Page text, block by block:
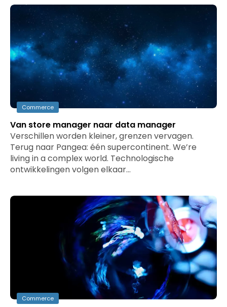
Commerce
Van store manager naar data manager
Verschillen worden kleiner, grenzen vervagen.
Terug naar Pangea: één supercontinent. We’re
living in a complex world. Technologische
ontwikkelingen volgen elkaar…
Commerce